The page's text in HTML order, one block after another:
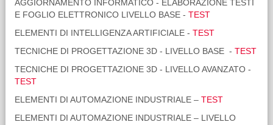
AGGIORNAMENTO INFORMATICO - ELABORAZIONE TESTI
E FOGLIO ELETTRONICO LIVELLO BASE - TEST
ELEMENTI DI INTELLIGENZA ARTIFICIALE - TEST
TECNICHE DI PROGETTAZIONE 3D - LIVELLO BASE - TEST
TECNICHE DI PROGETTAZIONE 3D - LIVELLO AVANZATO -
TEST
ELEMENTI DI AUTOMAZIONE INDUSTRIALE – TEST
ELEMENTI DI AUTOMAZIONE INDUSTRIALE – LIVELLO